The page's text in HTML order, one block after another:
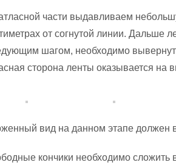
части выдавливаем
от согнутой линии. Дальше
шагом, необходимо
сторона ленты оказывается на
вид на данном этапе должен
кончики необходимо сложить